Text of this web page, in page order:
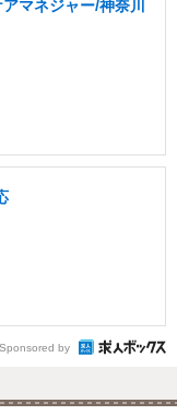
マネジャー/神奈川
Sponsored by